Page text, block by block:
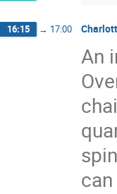
16:15 → 17:00
An